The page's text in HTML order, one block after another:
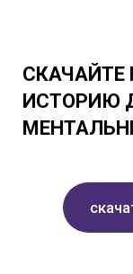
СКАЧАЙТЕ
ИСТОРИЮ